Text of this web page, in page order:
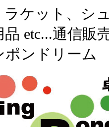
ラケット、シ
品 etc...通信販
ポンドリーム